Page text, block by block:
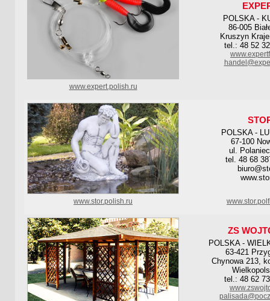
POLSKA -
86-005
Kruszyn
tel.: 48 52
www.expert.polish.ru
POLSKA -
67-100
ul.
tel. 48 68
www.stor.polish.ru
ZS
POLSKA -
63-421
Chynowa 213,
tel.: 48 62